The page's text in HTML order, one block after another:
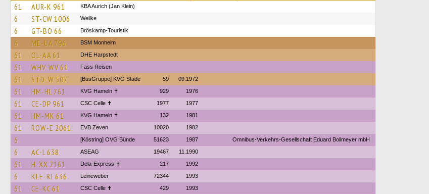
61 AUR-K 961 KBA Aurich (Jan Klein)
6 ST-CW 1006 Weilke
6 GT-BO 66 Bröskamp-Touristik
6 ME-UA 796 BSM Monheim
61 OL-AA 61 DHE Harpstedt
61 WHV-WV 61 Fass Reisen
61 STD-W 507 [BusGruppe] KVG Stade 59 09.1972
61 HM-HL 761 KVG Hameln ✝ 929 1976
61 CE-DP 961 CSC Celle ✝ 1977 1977
61 HM-MK 61 KVG Hameln ✝ 132 1981
61 ROW-E 2061 EVB Zeven 10020 1982
6 [Köstring] OVG Bünde 51623 1987 Omnibus-Verkehrs-Gesellschaft Eduard Bollmeyer mbH
6 AC-L 638 ASEAG 19467 11.1990
61 H-XX 2161 Dela-Express ✝ 217 1992
6 KLE-RL 636 Leineweber 72344 1993
61 CE-KC 61 CSC Celle ✝ 429 1993